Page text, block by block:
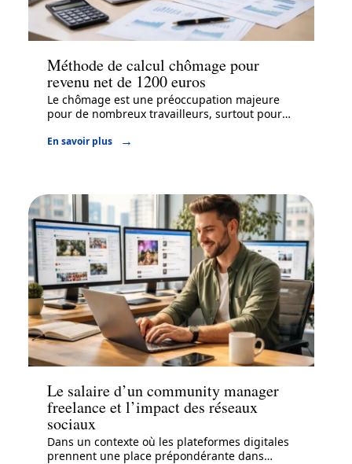
Entreprise
Méthode de calcul chômage pour
revenu net de 1200 euros
Le chômage est une préoccupation majeure
pour de nombreux travailleurs, surtout pour…
En savoir plus
Marketing
Le salaire d’un community manager
freelance et l’impact des réseaux
sociaux
Dans un contexte où les plateformes digitales
prennent une place prépondérante dans…